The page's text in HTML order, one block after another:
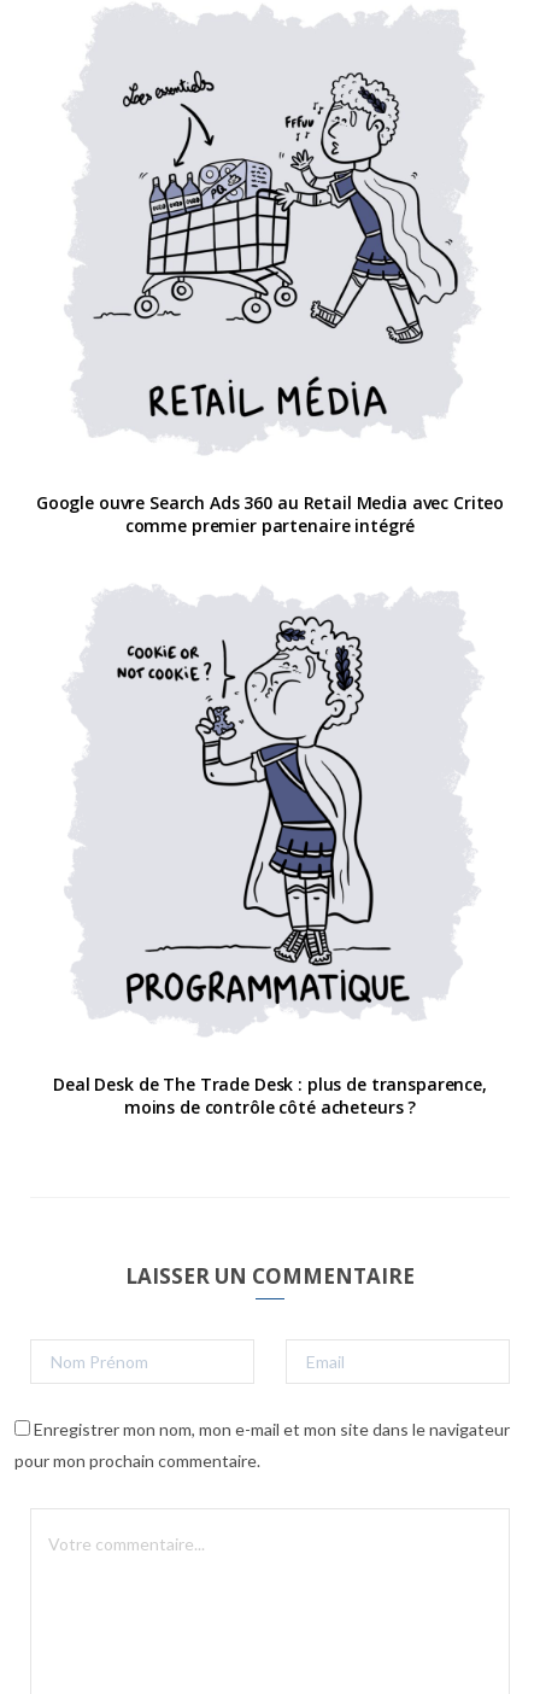
Google ouvre Search Ads 360 au Retail Media avec Criteo
comme premier partenaire intégré
Deal Desk de The Trade Desk : plus de transparence,
moins de contrôle côté acheteurs ?
LAISSER UN COMMENTAIRE
Enregistrer mon nom, mon e-mail et mon site dans le navigateur
pour mon prochain commentaire.